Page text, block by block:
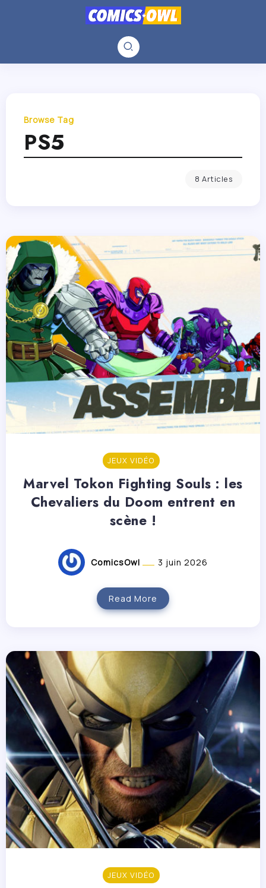
Browse Tag
PS5
8 Articles
JEUX VIDÉO
Marvel Tokon Fighting Souls : les
Chevaliers du Doom entrent en
scène !
ComicsOwl 3 juin 2026
Read More
JEUX VIDÉO